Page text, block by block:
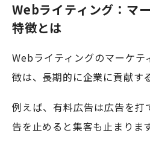
Webライティング：マ
特徴とは
Webライティングのマーケ
徴は、長期的に企業に貢献す
例えば、有料広告は広告を打
告を止めると集客も止まります